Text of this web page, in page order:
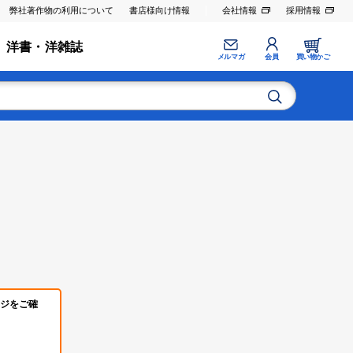
弊社著作物の利用について 書店様向け情報 会社情報 採用情報
洋書・洋雑誌
メルマガ 会員 買い物かご
をご確